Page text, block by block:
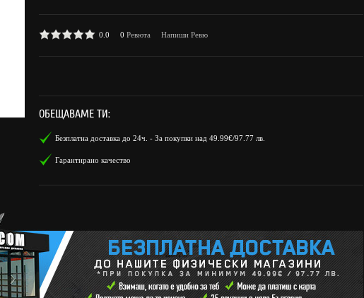
0.0 0 Ревюта Напиши Ревю
ОБЕЩАВАМЕ ТИ:
Безплатна доставка до 24ч. - За покупки над 49.99€/97.77 лв.
Гарантирано качество